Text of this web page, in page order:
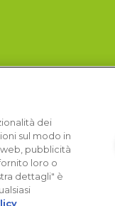
dei
sul modo in
pubblicità
loro o
dettagli" è